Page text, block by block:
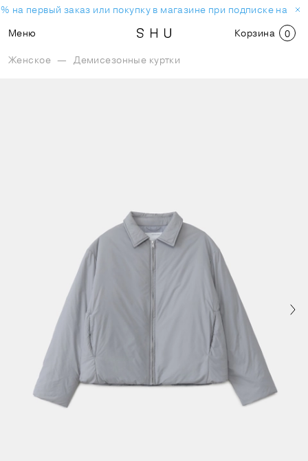
на первый заказ или покупку в магазине при подписке на
Меню
Корзина 0
Женское — Демисезонные куртки